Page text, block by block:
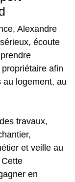
Alexandre
écoute
afin
au logement, au
travaux,
et veille au
en